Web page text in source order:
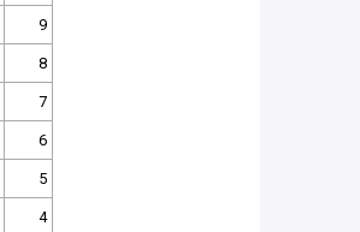
9
8
7
6
5
4